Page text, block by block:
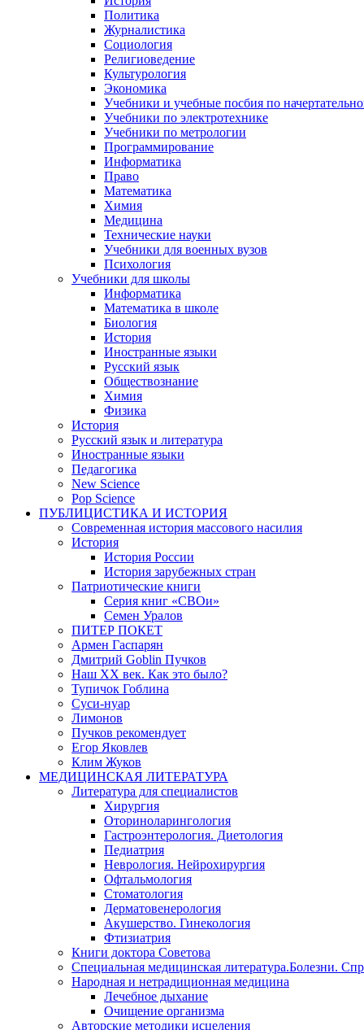
Политика
Журналистика
Социология
Религиоведение
Культурология
Экономика
Учебники и учебные посбия по
Учебники по электротехнике
Учебники по метрологии
Программирование
Информатика
Право
Математика
Химия
Медицина
Технические науки
Учебники для военных вузов
Психология
Учебники для школы
Информатика
Математика в школе
Биология
История
Иностранные языки
Русский язык
Обществознание
Химия
Физика
История
Русский язык и литература
Иностранные языки
Педагогика
New Science
Pop Science
ПУБЛИЦИСТИКА И ИСТОРИЯ
Современная история массового насилия
История
История России
История зарубежных стран
Патриотические книги
Серия книг «СВОи»
Семен Уралов
ПИТЕР ПОКЕТ
Армен Гаспарян
Дмитрий Goblin Пучков
Наш XX век. Как это было?
Тупичок Гоблина
Суси-нуар
Лимонов
Пучков рекомендует
Егор Яковлев
Клим Жуков
МЕДИЦИНСКАЯ ЛИТЕРАТУРА
Литература для специалистов
Хирургия
Оториноларингология
Гастроэнтерология. Диетология
Педиатрия
Неврология. Нейрохирургия
Офтальмология
Стоматология
Дерматовенерология
Акушерство. Гинекология
Фтизиатрия
Книги доктора Советова
Специальная медицинская литература.Болезни.
Народная и нетрадиционная медицина
Лечебное дыхание
Очищение организма
Авторские методики исцеления